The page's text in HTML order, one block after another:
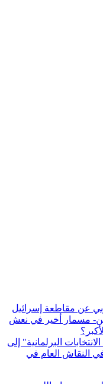
عن مقاطعة إسرائيل
مسمار أخير في نعش
البرلمانية" إلى
النقاش العام في